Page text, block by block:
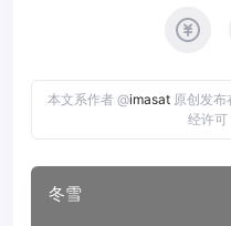
本文系作者 @imasat原创发布
经许可
冬雪